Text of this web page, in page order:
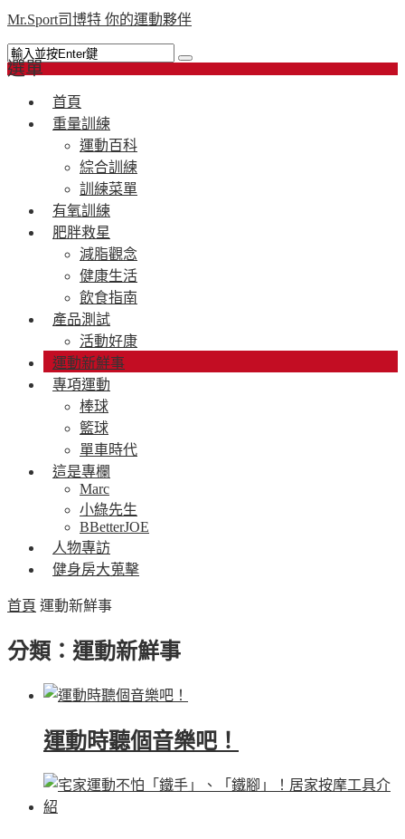
Mr.Sport司博特 你的運動夥伴
選單
首頁
重量訓練
運動百科
綜合訓練
訓練菜單
有氧訓練
肥胖救星
減脂觀念
健康生活
飲食指南
產品測試
活動好康
運動新鮮事
專項運動
棒球
籃球
單車時代
這是專欄
Marc
小綠先生
BBetterJOE
人物專訪
健身房大蒐擊
首頁 運動新鮮事
分類：運動新鮮事
運動時聽個音樂吧！